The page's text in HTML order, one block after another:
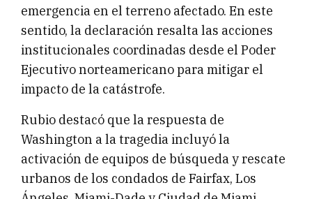
emergencia en el terreno afectado. En este
sentido, la declaración resalta las acciones
institucionales coordinadas desde el Poder
Ejecutivo norteamericano para mitigar el
impacto de la catástrofe.
Rubio destacó que la respuesta de
Washington a la tragedia incluyó la
activación de equipos de búsqueda y rescate
urbanos de los condados de Fairfax, Los